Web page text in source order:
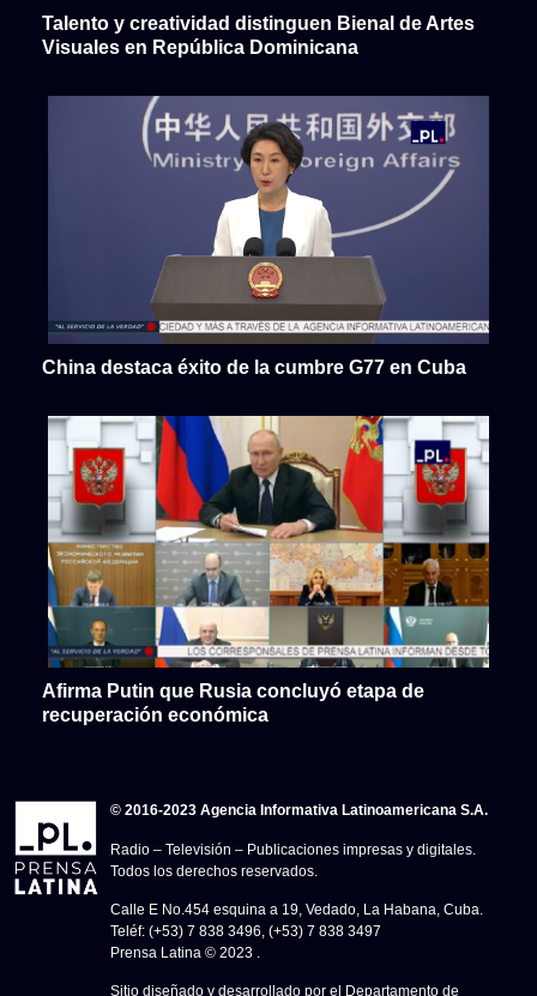
Talento y creatividad distinguen Bienal de Artes
Visuales en República Dominicana
China destaca éxito de la cumbre G77 en Cuba
Afirma Putin que Rusia concluyó etapa de
recuperación económica
© 2016-2023 Agencia Informativa Latinoamericana S.A.
Radio – Televisión – Publicaciones impresas y digitales.
Todos los derechos reservados.
Calle E No.454 esquina a 19, Vedado, La Habana, Cuba.
Teléf: (+53) 7 838 3496, (+53) 7 838 3497
Prensa Latina © 2023 .
Sitio diseñado y desarrollado por el Departamento de